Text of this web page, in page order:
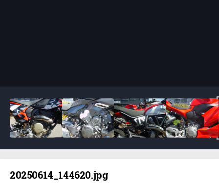
20250614_144620.jpg